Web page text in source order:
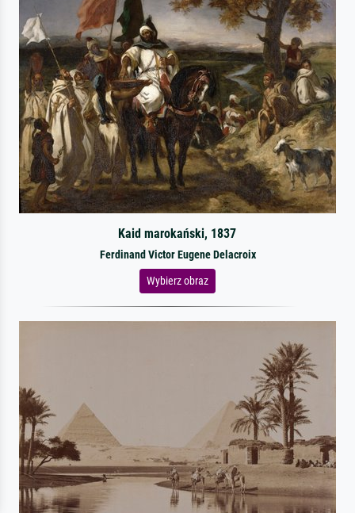
Kaid marokański, 1837
Ferdinand Victor Eugene Delacroix
Wybierz obraz